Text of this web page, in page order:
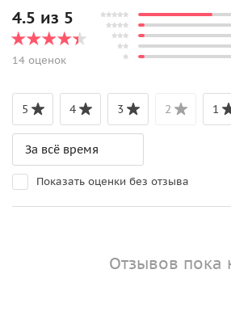
4.5 из 5
14 оценок
5 4 3 2 1
Показать оценки без отзыва
Отзывов пока